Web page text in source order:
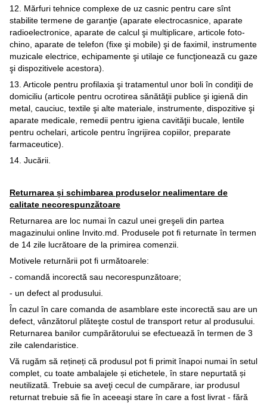
12. Mărfuri tehnice complexe de uz casnic pentru care sînt
stabilite termene de garanţie (aparate electrocasnice, aparate
radioelectronice, aparate de calcul şi multiplicare, articole foto-
chino, aparate de telefon (fixe şi mobile) şi de faximil, instrumente
muzicale electrice, echipamente şi utilaje ce funcţionează cu gaze
şi dispozitivele acestora).
13. Articole pentru profilaxia şi tratamentul unor boli în condiţii de
domiciliu (articole pentru ocrotirea sănătăţii publice şi igienă din
metal, cauciuc, textile şi alte materiale, instrumente, dispozitive şi
aparate medicale, remedii pentru igiena cavităţii bucale, lentile
pentru ochelari, articole pentru îngrijirea copiilor, preparate
farmaceutice).
14. Jucării.
Returnarea și schimbarea produselor nealimentare de
calitate necorespunzătoare
Returnarea are loc numai în cazul unei greşeli din partea
magazinului online Invito.md. Produsele pot fi returnate în termen
de 14 zile lucrătoare de la primirea comenzii.
Motivele returnării pot fi următoarele:
- comandă incorectă sau necorespunzătoare;
- un defect al produsului.
În cazul în care comanda de asamblare este incorectă sau are un
defect, vânzătorul plăteşte costul de transport retur al produsului.
Returnarea banilor cumpărătorului se efectuează în termen de 3
zile calendaristice.
Vă rugăm să rețineți că produsul pot fi primit înapoi numai în setul
complet, cu toate ambalajele și etichetele, în stare nepurtată și
neutilizată. Trebuie sa aveţi cecul de cumpărare, iar produsul
returnat trebuie să fie în aceeaşi stare în care a fost livrat - fără